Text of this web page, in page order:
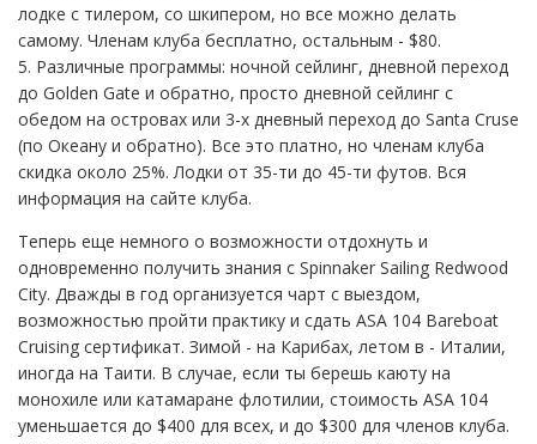
лодке с тилером, со шкипером, но все можно делать
самому. Членам клуба бесплатно, остальным - $80.
5. Различные программы: ночной сейлинг, дневной переход
до Golden Gate и обратно, просто дневной сейлинг с
обедом на островах или 3-х дневный переход до Santa Cruse
(по Океану и обратно). Все это платно, но членам клуба
скидка около 25%. Лодки от 35-ти до 45-ти футов. Вся
информация на сайте клуба.
Теперь еще немного о возможности отдохнуть и
одновременно получить знания с Spinnaker Sailing Redwood
City. Дважды в год организуется чарт с выездом,
возможностью пройти практику и сдать ASA 104 Bareboat
Cruising сертификат. Зимой - на Карибах, летом в - Италии,
иногда на Таити. В случае, если ты берешь каюту на
монохиле или катамаране флотилии, стоимость ASA 104
уменьшается до $400 для всех, и до $300 для членов клуба.